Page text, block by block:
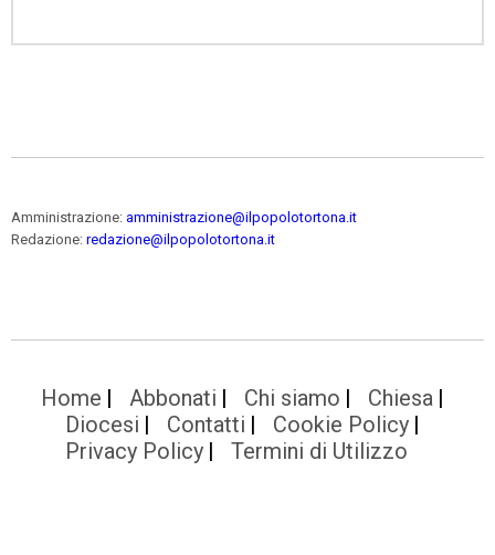
Amministrazione: amministrazione@ilpopolotortona.it
Redazione: redazione@ilpopolotortona.it
Home Abbonati Chi siamo
Chiesa
Diocesi
Contatti
Cookie Policy
Privacy Policy
Termini di Utilizzo